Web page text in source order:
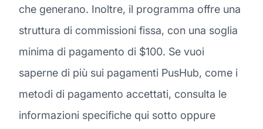
che generano. Inoltre, il programma offre una
struttura di commissioni fissa, con una soglia
minima di pagamento di $100. Se vuoi
saperne di più sui pagamenti PusHub, come i
metodi di pagamento accettati, consulta le
informazioni specifiche qui sotto oppure